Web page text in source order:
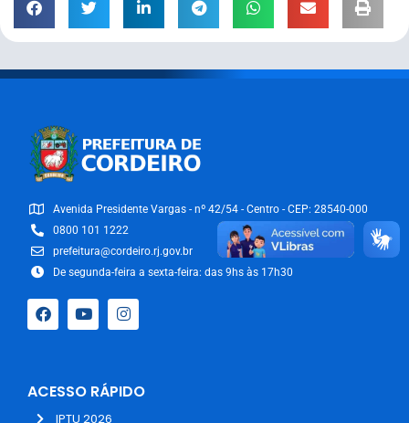
Avenida Presidente Vargas - nº 42/54 - Centro - CEP: 28540-000
0800 101 1222
prefeitura@cordeiro.rj.gov.br
De segunda-feira a sexta-feira: das 9hs às 17h30
ACESSO RÁPIDO
IPTU 2026